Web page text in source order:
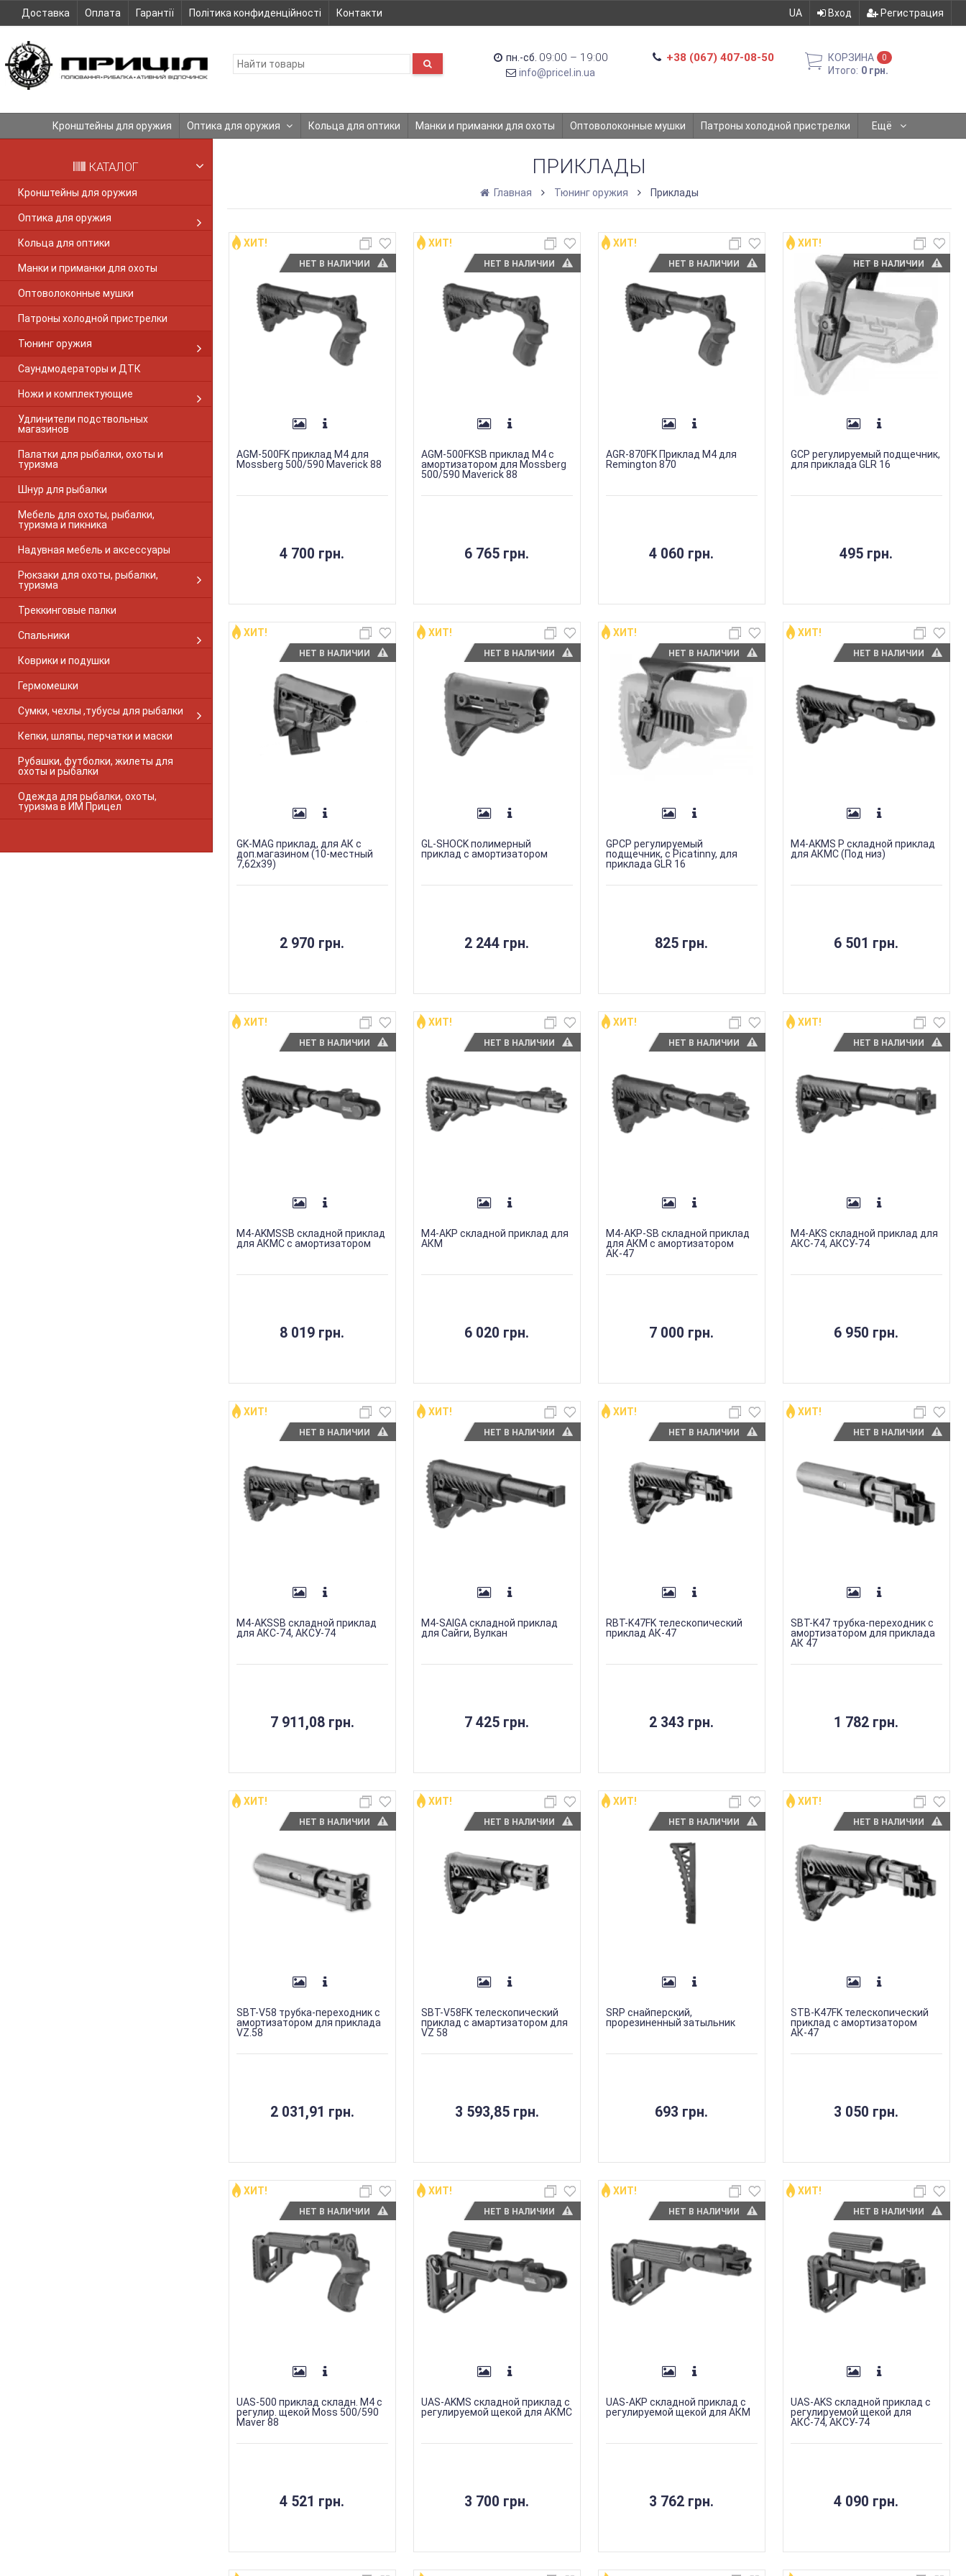
Доставка Оплата Гарантії Політика конфиденційності Контакти UA Вход Регистрация
пн.-сб. 09:00 – 19:00
info@pricel.in.ua
+38 (067) 407-08-50 КОРЗИНА 0
Итого: 0 грн.
Кронштейны для оружия Оптика для оружия Кольца для оптики Манки и приманки для охоты Оптоволоконные мушки Патроны холодной пристрелки Ещё
КАТАЛОГ
Кронштейны для оружия
Оптика для оружия
Кольца для оптики
Манки и приманки для охоты
Оптоволоконные мушки
Патроны холодной пристрелки
Тюнинг оружия
Саундмодераторы и ДТК
Ножи и комплектующие
Удлинители подствольных
магазинов
Палатки для рыбалки, охоты и
туризма
Шнур для рыбалки
Мебель для охоты, рыбалки,
туризма и пикника
Надувная мебель и аксессуары
Рюкзаки для охоты, рыбалки,
туризма
Треккинговые палки
Спальники
Коврики и подушки
Гермомешки
Сумки, чехлы ,тубусы для рыбалки
Кепки, шляпы, перчатки и маски
Рубашки, футболки, жилеты для
охоты и рыбалки
Одежда для рыбалки, охоты,
туризма в ИМ Прицел
ПРИКЛАДЫ
Главная Тюнинг оружия Приклады
НЕТ В НАЛИЧИИ
ХИТ!
AGM-500FK приклад M4 для
Mossberg 500/590 Maverick 88
4 700 грн.
НЕТ В НАЛИЧИИ
ХИТ!
AGM-500FKSB приклад M4 с
амортизатором для Mossberg
500/590 Maverick 88
6 765 грн.
НЕТ В НАЛИЧИИ
ХИТ!
AGR-870FK Приклад M4 для
Remington 870
4 060 грн.
НЕТ В НАЛИЧИИ
ХИТ!
GCP регулируемый подщечник,
для приклада GLR 16
495 грн.
НЕТ В НАЛИЧИИ
ХИТ!
GK-MAG приклад, для АК с
доп.магазином (10-местный
7,62х39)
2 970 грн.
НЕТ В НАЛИЧИИ
ХИТ!
GL-SHOCK полимерный
приклад с амортизатором
2 244 грн.
НЕТ В НАЛИЧИИ
ХИТ!
GPCP регулируемый
подщечник, с Picatinny, для
приклада GLR 16
825 грн.
НЕТ В НАЛИЧИИ
ХИТ!
M4-AKMS P складной приклад
для АКМС (Под низ)
6 501 грн.
НЕТ В НАЛИЧИИ
ХИТ!
M4-AKMSSB складной приклад
для АКМС с амортизатором
8 019 грн.
НЕТ В НАЛИЧИИ
ХИТ!
M4-AKP складной приклад для
АКМ
6 020 грн.
НЕТ В НАЛИЧИИ
ХИТ!
M4-AKP-SB складной приклад
для АКМ с амортизатором
АК-47
7 000 грн.
НЕТ В НАЛИЧИИ
ХИТ!
M4-AKS складной приклад для
АКС-74, АКСУ-74
6 950 грн.
НЕТ В НАЛИЧИИ
ХИТ!
M4-AKSSB складной приклад
для АКС-74, АКСУ-74
7 911,08 грн.
НЕТ В НАЛИЧИИ
ХИТ!
M4-SAIGA складной приклад
для Сайги, Вулкан
7 425 грн.
НЕТ В НАЛИЧИИ
ХИТ!
RBT-K47FK телескопический
приклад АК-47
2 343 грн.
НЕТ В НАЛИЧИИ
ХИТ!
SBT-K47 трубка-переходник с
амортизатором для приклада
АК 47
1 782 грн.
НЕТ В НАЛИЧИИ
ХИТ!
SBT-V58 трубка-переходник с
амортизатором для приклада
VZ.58
2 031,91 грн.
НЕТ В НАЛИЧИИ
ХИТ!
SBT-V58FK телескопический
приклад с амартизатором для
VZ 58
3 593,85 грн.
НЕТ В НАЛИЧИИ
ХИТ!
SRP снайперский,
прорезиненный затыльник
693 грн.
НЕТ В НАЛИЧИИ
ХИТ!
STB-K47FK телескопический
приклад с амортизатором
АК-47
3 050 грн.
НЕТ В НАЛИЧИИ
ХИТ!
UAS-500 приклад складн. M4 с
регулир. щекой Moss 500/590
Maver 88
4 521 грн.
НЕТ В НАЛИЧИИ
ХИТ!
UAS-AKMS складной приклад с
регулируемой щекой для АКМС
3 700 грн.
НЕТ В НАЛИЧИИ
ХИТ!
UAS-AKP складной приклад с
регулируемой щекой для АКМ
3 762 грн.
НЕТ В НАЛИЧИИ
ХИТ!
UAS-AKS складной приклад с
регулируемой щекой для
АКС-74, АКСУ-74
4 090 грн.